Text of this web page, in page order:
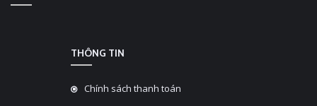
THÔNG TIN
Chính sách thanh toán